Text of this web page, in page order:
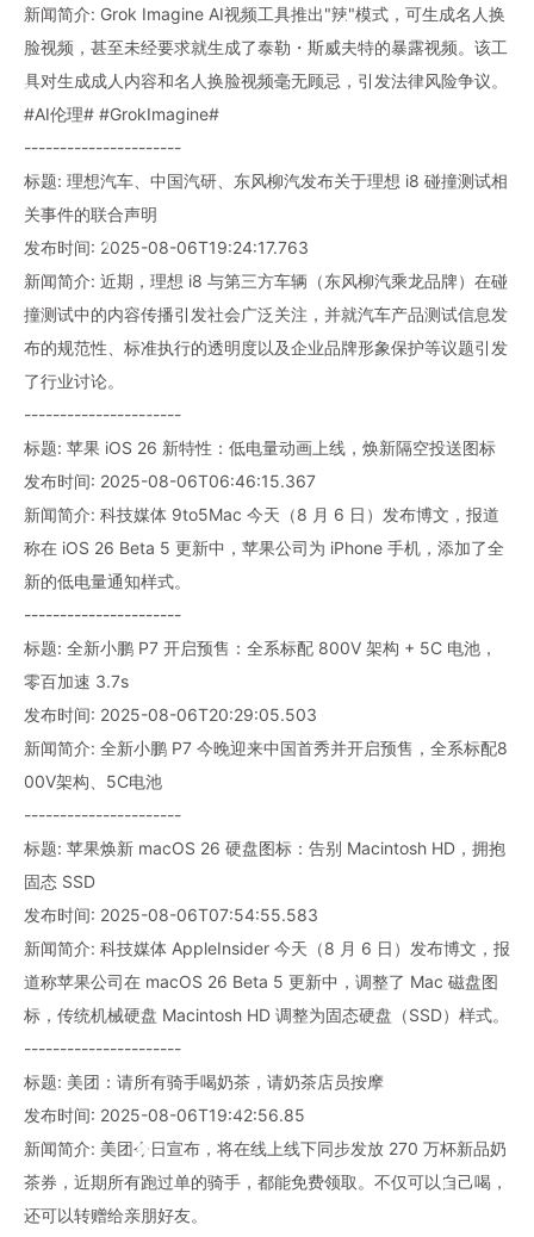
新闻简介: Grok Imagine AI视频工具推出"辣"模式，可生成名人换
脸视频，甚至未经要求就生成了泰勒・斯威夫特的暴露视频。该工
具对生成成人内容和名人换脸视频毫无顾忌，引发法律风险争议。
#AI伦理# #GrokImagine#
----------------------
标题: 理想汽车、中国汽研、东风柳汽发布关于理想 i8 碰撞测试相
关事件的联合声明
发布时间: 2025-08-06T19:24:17.763
新闻简介: 近期，理想 i8 与第三方车辆（东风柳汽乘龙品牌）在碰
撞测试中的内容传播引发社会广泛关注，并就汽车产品测试信息发
布的规范性、标准执行的透明度以及企业品牌形象保护等议题引发
了行业讨论。
----------------------
标题: 苹果 iOS 26 新特性：低电量动画上线，焕新隔空投送图标
发布时间: 2025-08-06T06:46:15.367
新闻简介: 科技媒体 9to5Mac 今天（8 月 6 日）发布博文，报道
称在 iOS 26 Beta 5 更新中，苹果公司为 iPhone 手机，添加了全
新的低电量通知样式。
----------------------
标题: 全新小鹏 P7 开启预售：全系标配 800V 架构 + 5C 电池，
零百加速 3.7s
发布时间: 2025-08-06T20:29:05.503
新闻简介: 全新小鹏 P7 今晚迎来中国首秀并开启预售，全系标配8
00V架构、5C电池
----------------------
标题: 苹果焕新 macOS 26 硬盘图标：告别 Macintosh HD，拥抱
固态 SSD
发布时间: 2025-08-06T07:54:55.583
新闻简介: 科技媒体 AppleInsider 今天（8 月 6 日）发布博文，报
道称苹果公司在 macOS 26 Beta 5 更新中，调整了 Mac 磁盘图
标，传统机械硬盘 Macintosh HD 调整为固态硬盘（SSD）样式。
----------------------
标题: 美团：请所有骑手喝奶茶，请奶茶店员按摩
发布时间: 2025-08-06T19:42:56.85
新闻简介: 美团今日宣布，将在线上线下同步发放 270 万杯新品奶
茶券，近期所有跑过单的骑手，都能免费领取。不仅可以自己喝，
还可以转赠给亲朋好友。